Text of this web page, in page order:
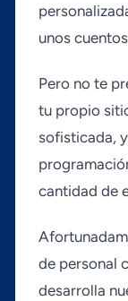
unos
Pero no te
tu propio
sofisticada,
cantidad de
de personal
desarrolla